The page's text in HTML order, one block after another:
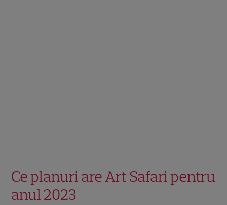
Ce planuri are Art Safari pentru
anul 2023